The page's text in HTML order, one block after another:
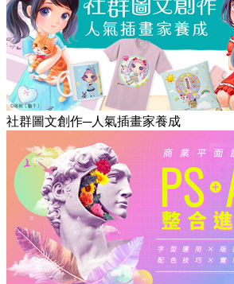
社群圖文創作─人氣插畫家養成